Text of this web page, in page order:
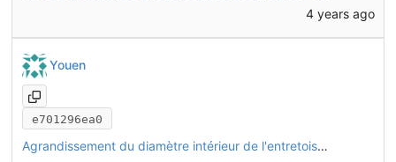
4 years ago
Youen
e701296ea0
Agrandissement du diamètre intérieur de l'entretoise QIN37 pour passage de la vis TRCC M12